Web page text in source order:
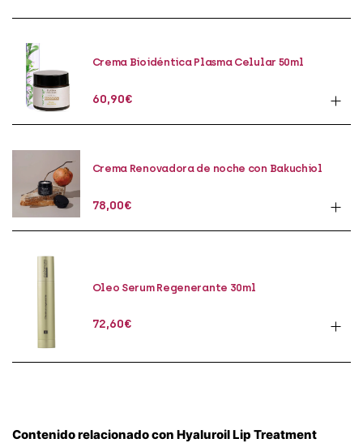
Crema Bioidéntica Plasma Celular 50ml
60,90€
Crema Renovadora de noche con Bakuchiol
78,00€
Oleo Serum Regenerante 30ml
72,60€
Contenido relacionado con Hyaluroil Lip Treatment